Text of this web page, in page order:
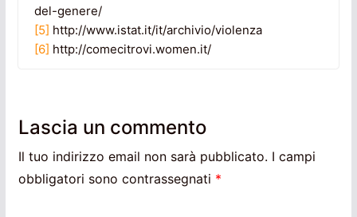
del-genere/
[5] http://www.istat.it/it/archivio/violenza
[6] http://comecitrovi.women.it/
Lascia un commento
Il tuo indirizzo email non sarà pubblicato. I campi
obbligatori sono contrassegnati *